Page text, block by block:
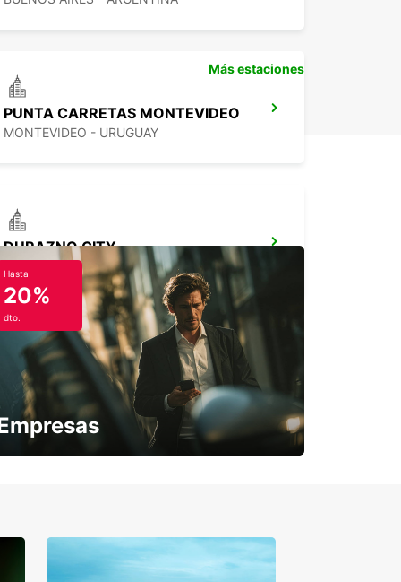
a corto, medio y largo plazo
de alquileres de un solo trayecto
PUNTA CARRETAS MONTEVIDEO
MONTEVIDEO - URUGUAY
DURAZNO CITY
DURAZNO - URUGUAY
Más estaciones
Hasta
20%
dto.